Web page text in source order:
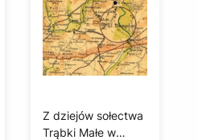
Z dziejów sołectwa
Trąbki Małe w